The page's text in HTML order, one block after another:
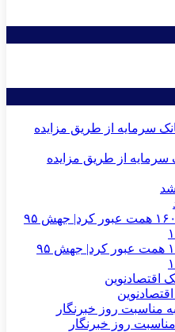
سرمایه از طریق مزایده
درآمدهای عملیاتی بانك ملت از ۱۶۰ همت عبور كرد| جهش ۹۵
روز خبرنگار